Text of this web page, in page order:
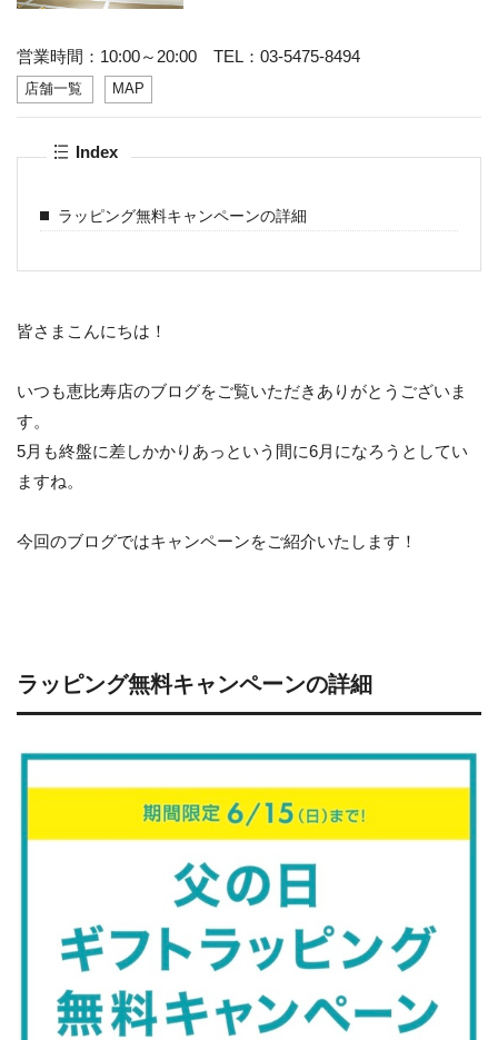
営業時間：10:00～20:00 TEL：03-5475-8494
店舗一覧 MAP
Index
ラッピング無料キャンペーンの詳細
皆さまこんにちは！
いつも恵比寿店のブログをご覧いただきありがとうございま
す。
5月も終盤に差しかかりあっという間に6月になろうとしてい
ますね。
今回のブログではキャンペーンをご紹介いたします！
ラッピング無料キャンペーンの詳細